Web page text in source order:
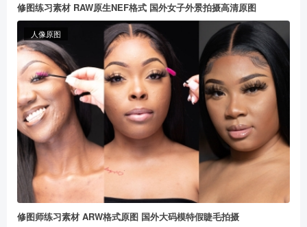
修图练习素材 RAW原生NEF格式 国外女子外景拍摄高清原图
人像原图
修图师练习素材 ARW格式原图 国外大码模特假睫毛拍摄